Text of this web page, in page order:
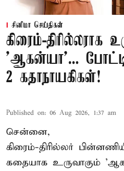
சினிமா செய்திகள்
கிரைம்-திரில்லராக
'ஆகன்யா'...
2 கதாநாயகிகள்!
Published on: 06 Aug 2026, 1:37 am
சென்னை,
கிரைம்-திரில்லர்
கதையாக உருவாகும்